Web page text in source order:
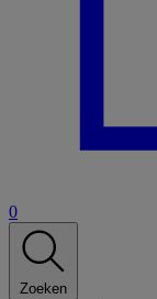
0
Zoeken